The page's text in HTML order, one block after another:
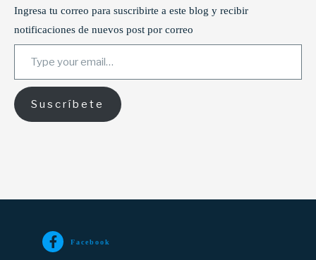
Ingresa tu correo para suscribirte a este blog y recibir
notificaciones de nuevos post por correo
Type your email…
Suscríbete
Facebook